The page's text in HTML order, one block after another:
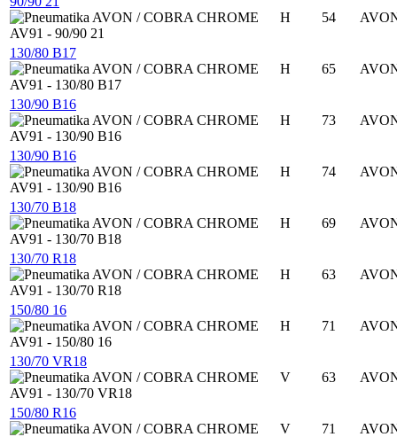
H
54
130/80 B17
H
65
130/90 B16
H
73
130/90 B16
H
74
130/70 B18
H
69
130/70 R18
H
63
150/80 16
H
71
130/70 VR18
V
63
150/80 R16
V
71